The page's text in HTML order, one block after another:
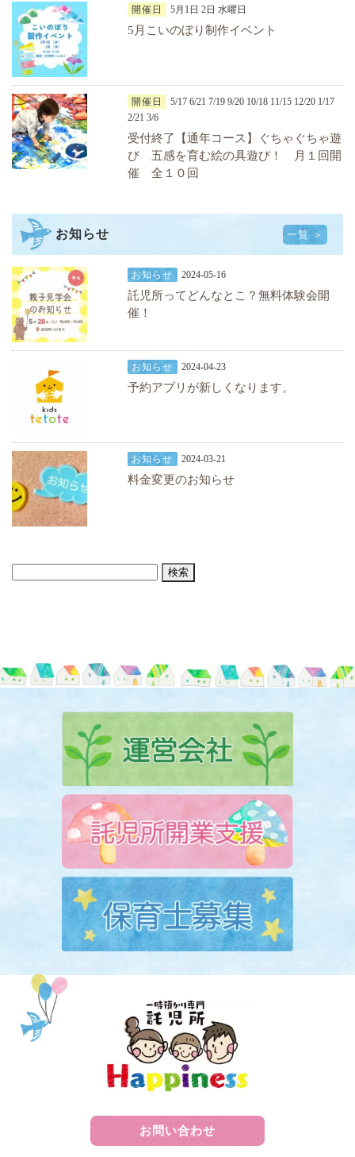
開催日 5月1日 2日 水曜日
5月こいのぼり制作イベント
開催日
5/17 6/21 7/19 9/20 10/18 11/15 12/20 1/17
2/21 3/6
受付終了【通年コース】ぐちゃぐちゃ遊
び 五感を育む絵の具遊び！ 月１回開
催 全１０回
お知らせ 一覧 ＞
お知らせ 2024-05-16
託児所ってどんなとこ？無料体験会開
催！
お知らせ 2024-04-23
予約アプリが新しくなります。
お知らせ 2024-03-21
料金変更のお知らせ
お問い合わせ